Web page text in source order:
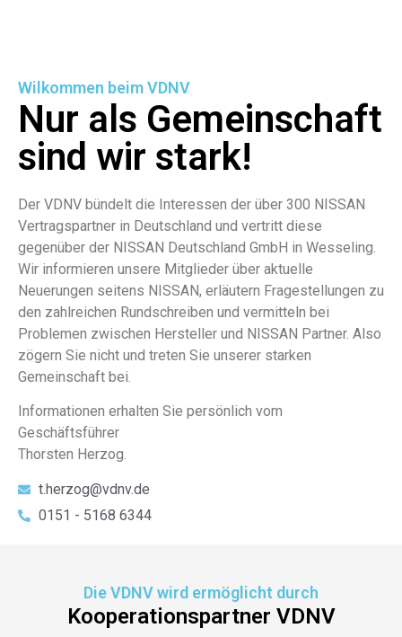
Wilkommen beim VDNV
Nur als Gemeinschaft
sind wir stark!
Der VDNV bündelt die Interessen der über 300 NISSAN
Vertragspartner in Deutschland und vertritt diese
gegenüber der NISSAN Deutschland GmbH in Wesseling.
Wir informieren unsere Mitglieder über aktuelle
Neuerungen seitens NISSAN, erläutern Fragestellungen zu
den zahlreichen Rundschreiben und vermitteln bei
Problemen zwischen Hersteller und NISSAN Partner. Also
zögern Sie nicht und treten Sie unserer starken
Gemeinschaft bei.
Informationen erhalten Sie persönlich vom
Geschäftsführer
Thorsten Herzog.
t.herzog@vdnv.de
0151 - 5168 6344
Die VDNV wird ermöglicht durch
Kooperationspartner VDNV